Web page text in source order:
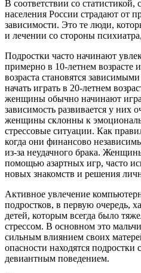
В соответствии со статистикой,
населения России страдают от
зависимости. Это те люди,
и лечении со стороны
Подростки часто начинают
примерно в 10-летнем возрасте
возраста становятся
начать играть в 20-летнем
женщины обычно начинают
зависимость развивается у них
женщины склонны к
стрессовые ситуации. Как
когда они финансово
из-за неудачного брака.
помощью азартных игр, часто
новых знакомств и решения
Активное увлечение
подростков, в первую очередь,
детей, которым всегда было
стрессом. В основном это
сильным влиянием своих
опасности находятся
девиантным поведением.